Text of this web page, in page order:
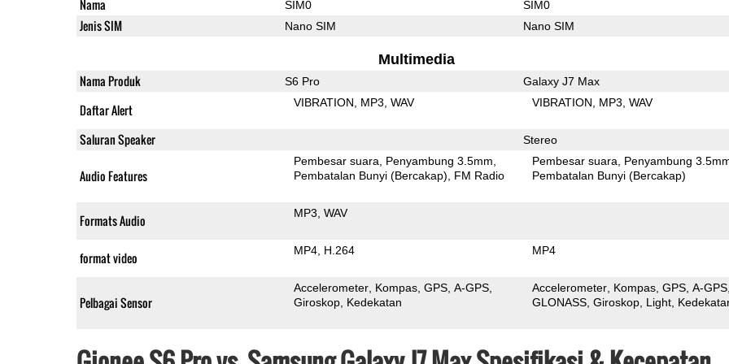
Nama SIM0 SIM0
Jenis SIM Nano SIM Nano SIM
Multimedia
Nama Produk S6 Pro Galaxy J7 Max
Daftar Alert VIBRATION MP3 WAV VIBRATION MP3 WAV
Saluran Speaker Stereo
Audio Features
Pembesar suara
Penyambung 3.5mm
Pembatalan Bunyi (Bercakap)
FM Radio
Pembesar suara
Penyambung
Pembatalan Bunyi (Bercakap)
Formats Audio MP3 WAV
format video MP4 H.264 MP4
Pelbagai Sensor
Accelerometer Kompas GPS A-GPS
Giroskop Kedekatan
Accelerometer Kompas GPS A-GPS
GLONASS Giroskop Light